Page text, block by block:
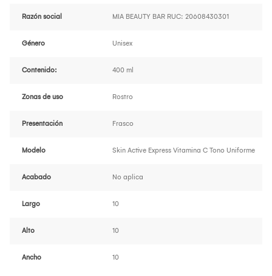
Razón social MIA BEAUTY BAR RUC: 20608430301
Género Unisex
Contenido: 400 ml
Zonas de uso Rostro
Presentación Frasco
Modelo Skin Active Express Vitamina C Tono Uniforme
Acabado No aplica
Largo 10
Alto 10
Ancho 10